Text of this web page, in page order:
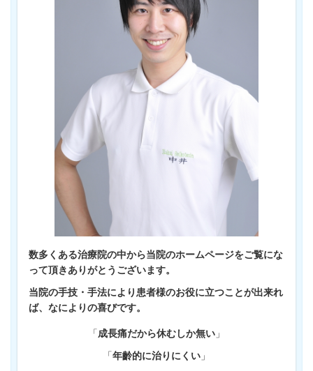
数多くある治療院の中から当院のホームページをご覧にな
って頂きありがとうございます。
当院の手技・手法により患者様のお役に立つことが出来れ
ば、なによりの喜びです。
「成長痛だから休むしか無い 」
「年齡的に治りにくい 」